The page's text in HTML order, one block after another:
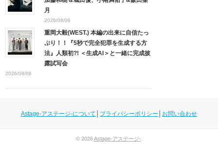
月
2026/08/06
重岡大毅(WEST.) 本編の出来に自信たっ
ぷり！！『5秒で完全犯罪を生成する方
法』人類初?! ＜生成AI＞と一緒に完成披
露試写会
2026/08/06
Astage-アステージ-について プライバシーポリシー お問い合わせ
© 2026Astage-アステージ-